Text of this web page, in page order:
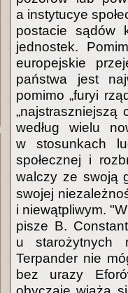
a instytucye
postacie sądów
jednostek.
europejskie
państwa jest
pomimo „furyi
„najstraszniejszą
według wielu
w stosunkach
społecznej i
walczy ze swoją
swojej
i niewątpliwym.
pisze B.
u starożytnych
Terpander nie
bez urazy